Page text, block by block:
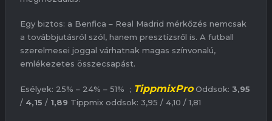
Egy biztos: a Benfica – Real Madrid mérkőzés nemcsak
a továbbjutásról szól, hanem presztízsről is. A futball
szerelmesei joggal várhatnak magas színvonalú,
emlékezetes összecsapást.
Esélyek: 25% – 24% – 51% ; TippmixPro Oddsok: 3,95
/ 4,15 / 1,89 Tippmix oddsok: 3,95 / 4,10 / 1,81